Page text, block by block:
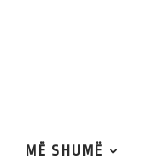
MË SHUMË